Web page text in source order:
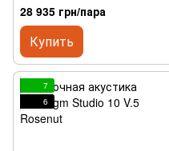
28 935 грн/пара
Купить
7
6